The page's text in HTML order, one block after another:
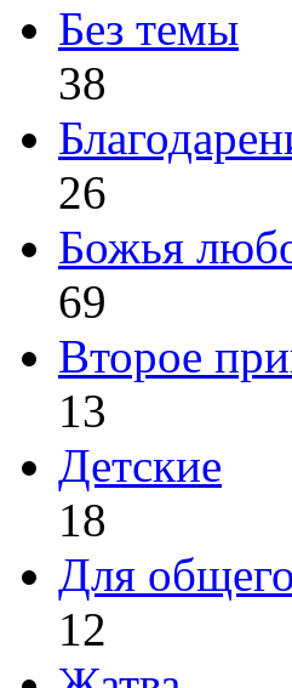
Без темы
38
26
Божья
69
Второе
13
Детские
18
Для
12